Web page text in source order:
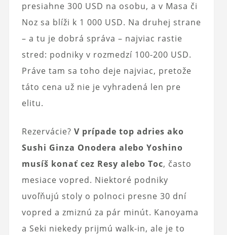
presiahne 300 USD na osobu, a v Masa či
Noz sa blíži k 1 000 USD. Na druhej strane
– a tu je dobrá správa – najviac rastie
stred: podniky v rozmedzí 100-200 USD.
Práve tam sa toho deje najviac, pretože
táto cena už nie je vyhradená len pre
elitu.
Rezervácie? V prípade top adries ako
Sushi Ginza Onodera alebo Yoshino
musíš konať cez Resy alebo Toc, často
mesiace vopred. Niektoré podniky
uvoľňujú stoly o polnoci presne 30 dní
vopred a zmiznú za pár minút. Kanoyama
a Seki niekedy prijmú walk-in, ale je to